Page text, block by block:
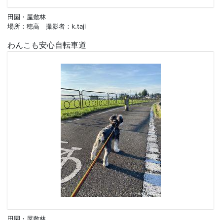
田園・屋敷林
場所：穂高 撮影者：k.taji
わんこも安心自転車道
田園・屋敷林